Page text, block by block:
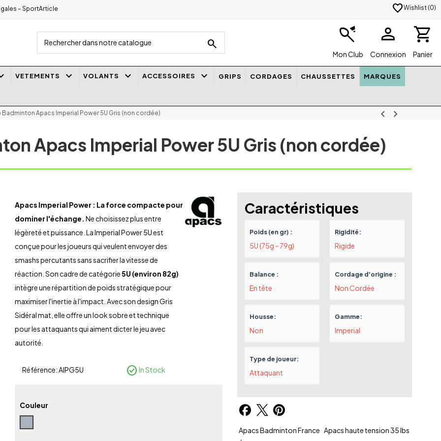
– SportArticle favoriteWishlist (0)
search badminton
Mon Club
person
Connexion
shopping_cart
Panier
VETEMENTS keyboard_arrow_down VOLANTS keyboard_arrow_down ACCESSOIRES keyboard_arrow_down GRIPS CORDAGES CHAUSSETTES MARQUES
Apacs Imperial Power 5U Gris (non cordée) chevron_left chevron_right
Apacs Imperial Power 5U Gris (non cordée)
Apacs Imperial Power : La force compacte pour
dominer l'échange. Ne choisissez plus entre
légèreté et puissance. La Imperial Power 5U est
conçue pour les joueurs qui veulent envoyer des
smashs percutants sans sacrifier la vitesse de
réaction. Son cadre de catégorie5U (environ 82g)
intègre une répartition de poids stratégique pour
maximiser l'inertie à l'impact. Avec son design Gris
Sidéral mat, elle offre un look sobre et technique
pour les attaquants qui aiment dicter le jeu avec
autorité.
Référence:AIPG5U check_circle In Stock
Couleur
Caractéristiques
Poids (en gr) :
5U (75g - 79g)
Rigidité:
Rigide
Balance :
En tête
Cordage d'origine :
Non Cordée
Housse:
Non
Gamme:
Imperial
Type de joueur:
Attaquant
Apacs Badminton France Apacs haute tension 35 lbs